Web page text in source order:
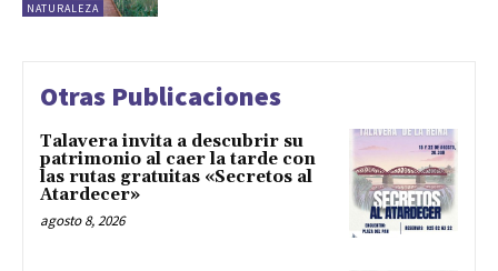
NATURALEZA
Otras Publicaciones
Talavera invita a descubrir su
patrimonio al caer la tarde con
las rutas gratuitas «Secretos al
Atardecer»
agosto 8, 2026